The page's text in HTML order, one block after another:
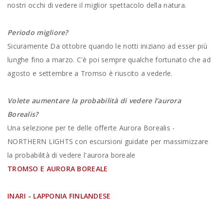
nostri occhi di vedere il miglior spettacolo della natura.
Periodo migliore?
Sicuramente Da ottobre quando le notti iniziano ad esser più
lunghe fino a marzo. C'è poi sempre qualche fortunato che ad
agosto e settembre a Tromso è riuscito a vederle.
Volete aumentare la probabilità di vedere l’aurora
Borealis?
Una selezione per te delle offerte Aurora Borealis -
NORTHERN LIGHTS con escursioni guidate per massimizzare
la probabilità di vedere l'aurora boreale
TROMSO E AURORA BOREALE
INARI - LAPPONIA FINLANDESE